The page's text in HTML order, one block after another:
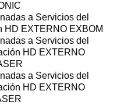
a Servicios del
HD EXTERNO EXBOM
a Servicios del
HD EXTERNO
a Servicios del
HD EXTERNO